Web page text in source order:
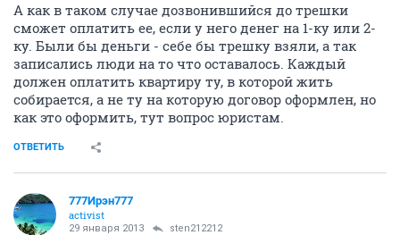
А как в таком случае дозвонившийся до трешки
сможет оплатить ее, если у него денег на 1-ку или 2-
ку. Были бы деньги - себе бы трешку взяли, а так
записались люди на то что оставалось. Каждый
должен оплатить квартиру ту, в которой жить
собирается, а не ту на которую договор оформлен, но
как это оформить, тут вопрос юристам.
ОТВЕТИТЬ
777Ирэн777
activist
29 января 2013 sten212212